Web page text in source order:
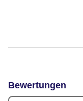
Bewertungen